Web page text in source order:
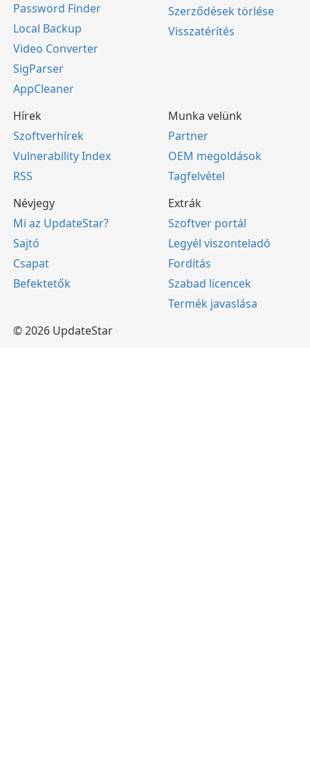
Password Finder
Local Backup
Video Converter
SigParser
AppCleaner
Szerződések törlése
Visszatérítés
Hírek
Szoftverhírek
Vulnerability Index
RSS
Munka velünk
Partner
OEM megoldások
Tagfelvétel
Névjegy
Mi az UpdateStar?
Sajtó
Csapat
Befektetők
Extrák
Szoftver portál
Legyél viszonteladó
Fordítás
Szabad licencek
Termék javaslása
© 2026 UpdateStar